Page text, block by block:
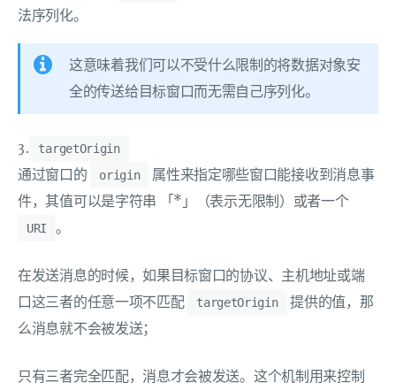
法序列化。
这意味着我们可以不受什么限制的将数据对象安
全的传送给目标窗口而无需自己序列化。
3. targetOrigin
通过窗口的 origin
属性来指定哪些窗口能接收到消息事
件，其值可以是字符串 「*」（表示无限制）或者一个
URI 。
在发送消息的时候，如果目标窗口的协议、主机地址或端
口这三者的任意一项不匹配
targetOrigin
提供的值，那
么消息就不会被发送；
只有三者完全匹配，消息才会被发送。这个机制用来控制